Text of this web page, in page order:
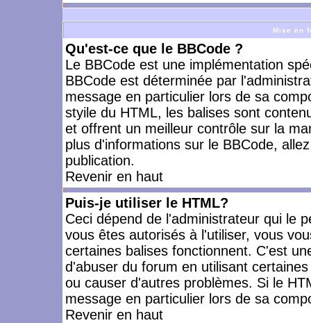
Mise en
Qu'est-ce que le BBCode ?
Le BBCode est une implémentation
BBCode est déterminée par
message en particulier lors de sa
styile du HTML, les balises sont
et offrent un meilleur contrôle sur la
plus d'informations sur le BBCode,
publication.
Revenir en haut
Puis-je utiliser le HTML?
Ceci dépend de l'administrateur qui le
vous êtes autorisés à l'utiliser, vous
certaines balises fonctionnent. C'est
d'abuser du forum en utilisant
ou causer d'autres problèmes. Si le
message en particulier lors de sa
Revenir en haut